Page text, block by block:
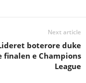
Next article
boterore duke
finalen e Champions
League